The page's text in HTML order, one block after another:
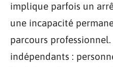
implique parfois un
une incapacité
parcours
indépendants :